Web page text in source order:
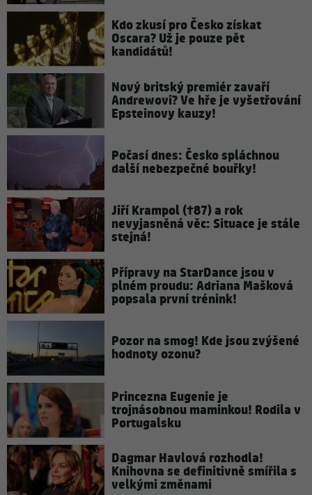
Kdo zkusí pro Česko získat
Oscara? Už je pouze pět
kandidátů!
Nový britský premiér zavaří
Andrewovi? Ve hře je vyšetřování
Epsteinovy kauzy!
Počasí dnes: Česko spláchnou
další nebezpečné bouřky!
Jiří Krampol (†87) a rok
nevyjasněná věc: Situace je stále
stejná!
Přípravy na StarDance jsou v
plném proudu: Adriana Mašková
popsala první trénink!
Pozor na smog! Kde jsou zvýšené
hodnoty ozonu?
Princezna Eugenie je
trojnásobnou maminkou! Rodila v
Portugalsku
Dagmar Havlová rozhodla!
Knihovna se definitivně smířila s
velkými změnami